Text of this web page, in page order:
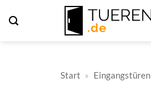
Inhalt
Start » Eingangstüren